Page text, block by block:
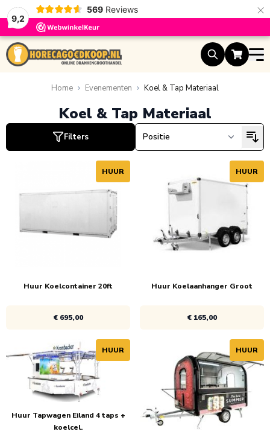
9,2
569 Reviews ×
Ga naar de inhoud
Home Evenementen Koel & Tap Materiaal
Koel & Tap Materiaal
Filters
HUUR
Huur Koelcontainer 20ft
€ 695,00
Bekijk product
€ 695,00
HUUR
Huur Koelaanhanger Groot
€ 165,00
Bekijk product
€ 165,00
HUUR
Huur Tapwagen Eiland 4 taps +
koelcel.
HUUR